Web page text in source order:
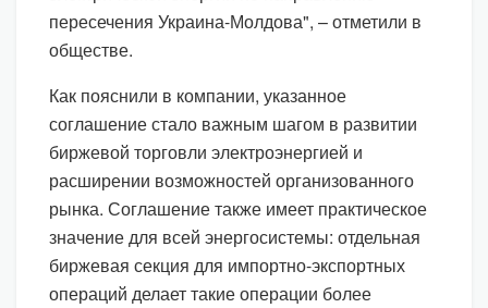
пересечения Украина-Молдова", – отметили в
обществе.
Как пояснили в компании, указанное
соглашение стало важным шагом в развитии
биржевой торговли электроэнергией и
расширении возможностей организованного
рынка. Соглашение также имеет практическое
значение для всей энергосистемы: отдельная
биржевая секция для импортно-экспортных
операций делает такие операции более